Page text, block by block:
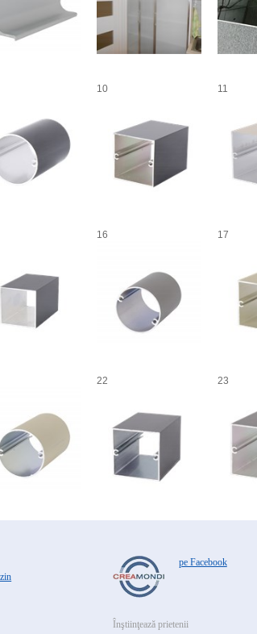
10 11
16 17
22 23
pe Facebook
Înştiinţează prietenii